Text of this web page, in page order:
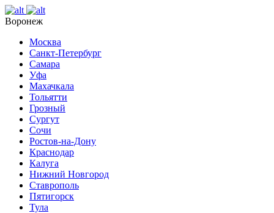
Воронеж
Москва
Санкт-Петербург
Самара
Уфа
Махачкала
Тольятти
Грозный
Сургут
Сочи
Ростов-на-Дону
Краснодар
Калуга
Нижний Новгород
Ставрополь
Пятигорск
Тула